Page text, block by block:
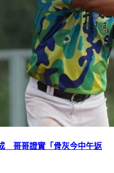
哥哥證實「骨灰今中午返